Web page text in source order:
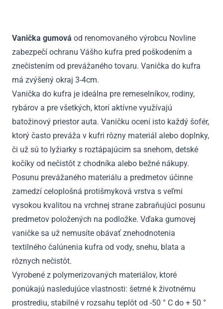
2009
Vanička gumová od renomovaného výrobcu Novline
zabezpečí ochranu Vášho kufra pred poškodením a
znečistením od prevážaného tovaru. Vanička do kufra
má zvýšený okraj 3-4cm.
Vanička do kufra je ideálna pre remeselníkov, rodiny,
rybárov a pre všetkých, ktorí aktívne využívajú
batožinový priestor auta. Vaničku ocení isto každý šofér,
ktorý často preváža v kufri rôzny materiál alebo doplnky,
či už sú to lyžiarky s roztápajúcim sa snehom, detské
kočíky od nečistôt z chodníka alebo bežné nákupy.
Posunu prevážaného materiálu a predmetov účinne
zamedzí celoplošná protišmyková vrstva s veľmi
vysokou kvalitou na vrchnej strane zabraňujúci posunu
predmetov položených na podložke. Vďaka gumovej
vaničke sa už nemusíte obávať znehodnotenia
textilného čalúnenia kufra od vody, snehu, blata a
rôznych nečistôt.
Vyrobené z polymerizovaných materiálov, ktoré
ponúkajú nasledujúce vlastnosti: šetrné k životnému
prostrediu, stabilné v rozsahu teplôt od -50 ° C do + 50 °